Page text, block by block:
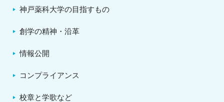
神戸薬科大学の目指すもの
創学の精神・沿革
情報公開
コンプライアンス
校章と学歌など